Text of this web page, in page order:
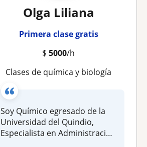
Olga Liliana
Primera clase gratis
$5000/h
Clases de química y biología
Soy Químico egresado de la
Universidad del Quindio,
Especialista en Administración